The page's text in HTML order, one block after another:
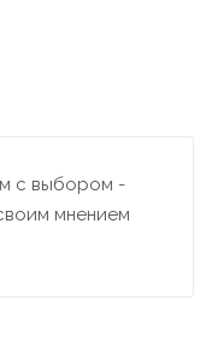
с выбором -
мнением